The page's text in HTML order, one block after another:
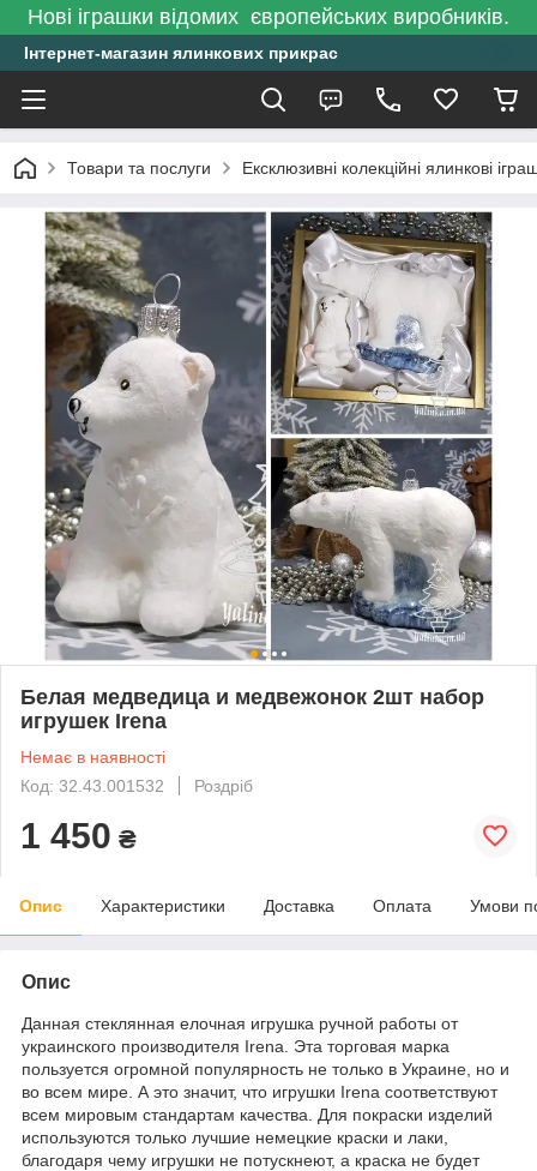
Нові іграшки відомих європейських виробників.
Інтернет-магазин ялинкових прикрас
Товари та послуги Ексклюзивні колекційні ялинкові
Белая медведица и медвежонок 2шт набор
игрушек Irena
Немає в наявності
Код: 32.43.001532
Роздріб
1 450 ₴
Опис Характеристики Доставка Оплата Умови
Опис
Данная стеклянная елочная игрушка ручной работы от
украинского производителя Irena. Эта торговая марка
пользуется огромной популярность не только в Украине, но и
во всем мире. А это значит, что игрушки Irena соответствуют
всем мировым стандартам качества. Для покраски изделий
используются только лучшие немецкие краски и лаки,
благодаря чему игрушки не потускнеют, а краска не будет